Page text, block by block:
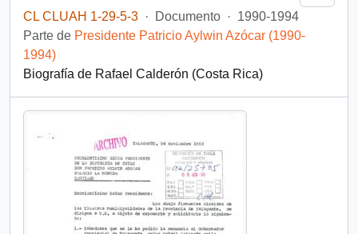
CL CLUAH 1-29-5-3 · Documento · 1990-1994
Parte de Presidente Patricio Aylwin Azócar (1990-
1994)
Biografía de Rafael Calderón (Costa Rica)